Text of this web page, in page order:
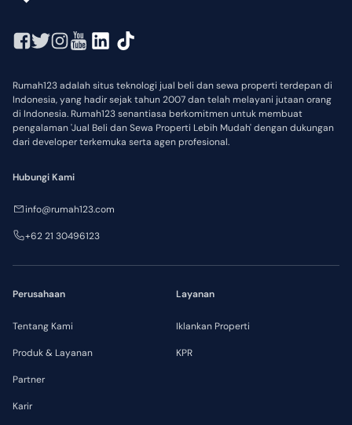
Rumah123 adalah situs teknologi jual beli dan sewa properti terdepan di
Indonesia, yang hadir sejak tahun 2007 dan telah melayani jutaan orang
di Indonesia. Rumah123 senantiasa berkomitmen untuk membuat
pengalaman 'Jual Beli dan Sewa Properti Lebih Mudah' dengan dukungan
dari developer terkemuka serta agen profesional.
Perusahaan
Tentang Kami
Produk & Layanan
Partner
Karir
Layanan
Iklankan Properti
KPR
Hubungi Kami
info@rumah123.com
+62 21 30496123